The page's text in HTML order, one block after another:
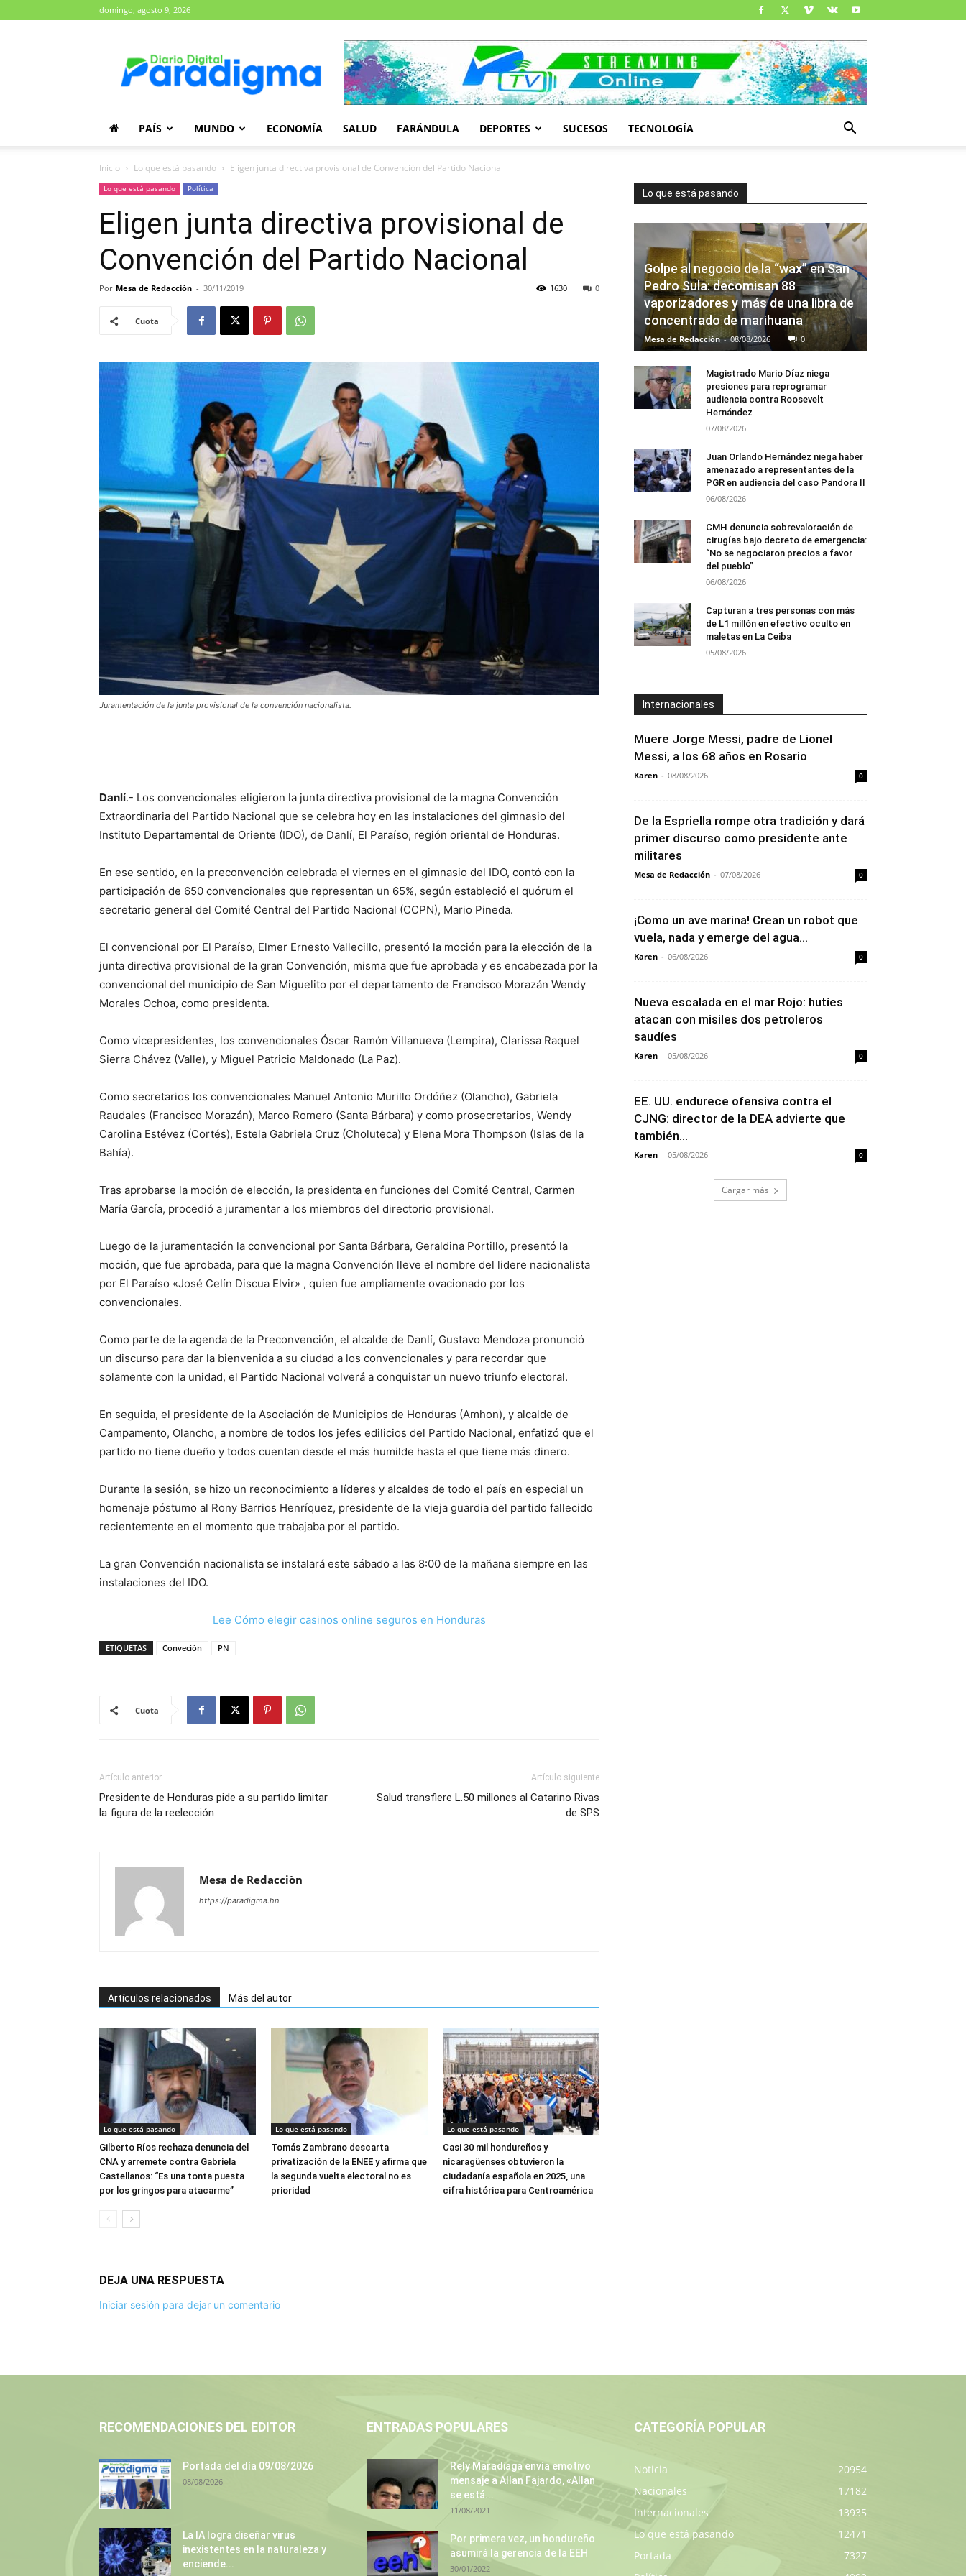
domingo, agosto 9, 2026
Paradigma
PAÍS MUNDO ECONOMÍA SALUD FARÁNDULA DEPORTES SUCESOS TECNOLOGÍA
Inicio Lo que está pasando Eligen junta directiva provisional de Convención del Partido Nacional
Lo que está pasando Política
Eligen junta directiva provisional de
Convención del Partido Nacional
Por Mesa de Redacciòn - 30/11/2019 0
1630
Cuota
Juramentación de la junta provisional de la convención nacionalista.
Danlí.- Los convencionales eligieron la junta directiva provisional de la magna Convención
Extraordinaria del Partido Nacional que se celebra hoy en las instalaciones del gimnasio del
Instituto Departamental de Oriente (IDO), de Danlí, El Paraíso, región oriental de Honduras.
En ese sentido, en la preconvención celebrada el viernes en el gimnasio del IDO, contó con la
participación de 650 convencionales que representan un 65%, según estableció el quórum el
secretario general del Comité Central del Partido Nacional (CCPN), Mario Pineda.
El convencional por El Paraíso, Elmer Ernesto Vallecillo, presentó la moción para la elección de la
junta directiva provisional de la gran Convención, misma que fue aprobada y es encabezada por la
convencional del municipio de San Miguelito por el departamento de Francisco Morazán Wendy
Morales Ochoa, como presidenta.
Como vicepresidentes, los convencionales Óscar Ramón Villanueva (Lempira), Clarissa Raquel
Sierra Chávez (Valle), y Miguel Patricio Maldonado (La Paz).
Como secretarios los convencionales Manuel Antonio Murillo Ordóñez (Olancho), Gabriela
Raudales (Francisco Morazán), Marco Romero (Santa Bárbara) y como prosecretarios, Wendy
Carolina Estévez (Cortés), Estela Gabriela Cruz (Choluteca) y Elena Mora Thompson (Islas de la
Bahía).
Tras aprobarse la moción de elección, la presidenta en funciones del Comité Central, Carmen
María García, procedió a juramentar a los miembros del directorio provisional.
Luego de la juramentación la convencional por Santa Bárbara, Geraldina Portillo, presentó la
moción, que fue aprobada, para que la magna Convención lleve el nombre del lidere nacionalista
por El Paraíso «José Celín Discua Elvir» , quien fue ampliamente ovacionado por los
convencionales.
Como parte de la agenda de la Preconvención, el alcalde de Danlí, Gustavo Mendoza pronunció
un discurso para dar la bienvenida a su ciudad a los convencionales y para recordar que
solamente con la unidad, el Partido Nacional volverá a conquistar un nuevo triunfo electoral.
En seguida, el presidente de la Asociación de Municipios de Honduras (Amhon), y alcalde de
Campamento, Olancho, a nombre de todos los jefes edilicios del Partido Nacional, enfatizó que el
partido no tiene dueño y todos cuentan desde el más humilde hasta el que tiene más dinero.
Durante la sesión, se hizo un reconocimiento a líderes y alcaldes de todo el país en especial un
homenaje póstumo al Rony Barrios Henríquez, presidente de la vieja guardia del partido fallecido
recientemente en el momento que trabajaba por el partido.
La gran Convención nacionalista se instalará este sábado a las 8:00 de la mañana siempre en las
instalaciones del IDO.
Lee Cómo elegir casinos online seguros en Honduras
ETIQUETAS Conveción PN
Cuota
Artículo anterior
Presidente de Honduras pide a su partido limitar
la figura de la reelección
Artículo siguiente
Salud transfiere L.50 millones al Catarino Rivas
de SPS
Mesa de Redacciòn
https://paradigma.hn
Artículos relacionados Más del autor
Lo que está pasando
Gilberto Ríos rechaza denuncia del
CNA y arremete contra Gabriela
Castellanos: “Es una tonta puesta
por los gringos para atacarme”
Lo que está pasando
Tomás Zambrano descarta
privatización de la ENEE y afirma que
la segunda vuelta electoral no es
prioridad
Lo que está pasando
Casi 30 mil hondureños y
nicaragüenses obtuvieron la
ciudadanía española en 2025, una
cifra histórica para Centroamérica
DEJA UNA RESPUESTA
Iniciar sesión para dejar un comentario
Lo que está pasando
Golpe al negocio de la “wax” en San
Pedro Sula: decomisan 88
vaporizadores y más de una libra de
concentrado de marihuana
Mesa de Redacción - 08/08/2026 0
Magistrado Mario Díaz niega
presiones para reprogramar
audiencia contra Roosevelt
Hernández
07/08/2026
Juan Orlando Hernández niega haber
amenazado a representantes de la
PGR en audiencia del caso Pandora II
06/08/2026
CMH denuncia sobrevaloración de
cirugías bajo decreto de emergencia:
“No se negociaron precios a favor
del pueblo”
06/08/2026
Capturan a tres personas con más
de L1 millón en efectivo oculto en
maletas en La Ceiba
05/08/2026
Internacionales
Muere Jorge Messi, padre de Lionel
Messi, a los 68 años en Rosario
Karen - 08/08/2026 0
De la Espriella rompe otra tradición y dará
primer discurso como presidente ante
militares
Mesa de Redacción - 07/08/2026 0
¡Como un ave marina! Crean un robot que
vuela, nada y emerge del agua...
Karen - 06/08/2026 0
Nueva escalada en el mar Rojo: hutíes
atacan con misiles dos petroleros
saudíes
Karen - 05/08/2026 0
EE. UU. endurece ofensiva contra el
CJNG: director de la DEA advierte que
también...
Karen - 05/08/2026 0
Cargar más
RECOMENDACIONES DEL EDITOR
Portada del día 09/08/2026
08/08/2026
La IA logra diseñar virus
inexistentes en la naturaleza y
enciende...
ENTRADAS POPULARES
Rely Maradiaga envía emotivo
mensaje a Allan Fajardo, «Allan
se está...
11/08/2021
Por primera vez, un hondureño
asumirá la gerencia de la EEH
30/01/2022
CATEGORÍA POPULAR
Noticia
20954
Nacionales
17182
Internacionales
13935
Lo que está pasando
12471
Portada
7327